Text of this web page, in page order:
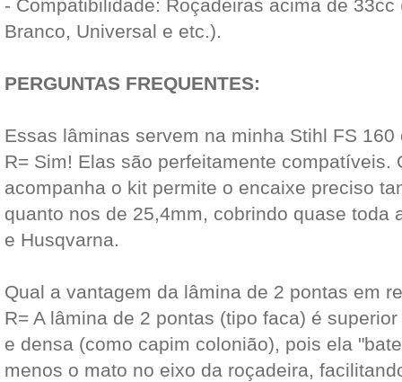
- Compatibilidade: Roçadeiras acima de
Branco, Universal e etc.).
PERGUNTAS FREQUENTES:
Essas lâminas servem na minha Stihl FS 160
R= Sim! Elas são perfeitamente compatíveis.
acompanha o kit permite o encaixe preciso
quanto nos de 25,4mm, cobrindo quase toda
e Husqvarna.
Qual a vantagem da lâmina de 2 pontas em
R= A lâmina de 2 pontas (tipo faca) é
e densa (como capim colonião), pois ela
menos o mato no eixo da roçadeira,